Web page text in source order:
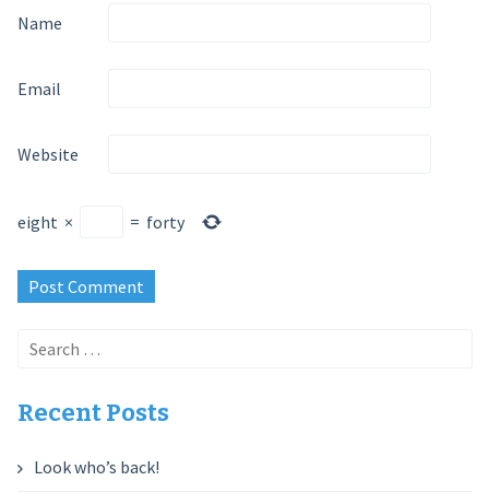
Name
Email
Website
eight × = forty
Search
Recent Posts
Look who’s back!